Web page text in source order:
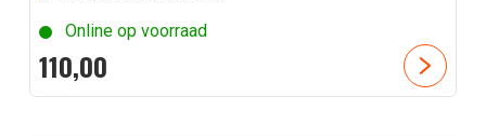
Online op voorraad
110,00